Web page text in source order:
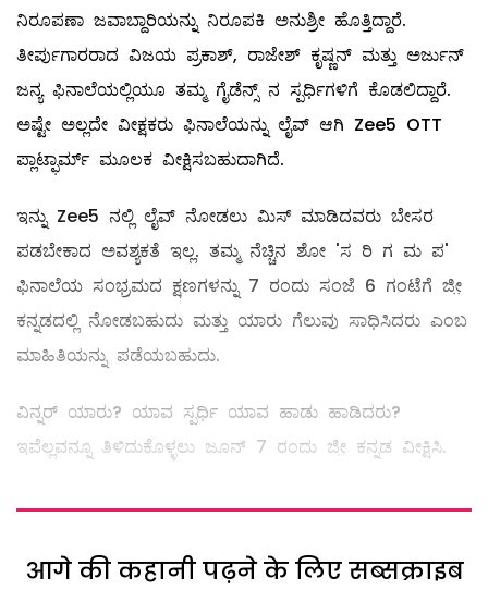
ನಿರೂಪಣಾ ಜವಾಬ್ದಾರಿಯನ್ನು ನಿರೂಪಕಿ ಅನುಶ್ರೀ ಹೊತ್ತಿದ್ದಾರೆ.
ತೀರ್ಪುಗಾರರಾದ ವಿಜಯ ಪ್ರಕಾಶ್, ರಾಜೇಶ್ ಕೃಷ್ಣನ್ ಮತ್ತು ಅರ್ಜುನ್
ಜನ್ಯ ಫಿನಾಲೆಯಲ್ಲಿಯೂ ತಮ್ಮ ಗೈಡೆನ್ಸ್ ನ ಸ್ಪರ್ಧಿಗಳಿಗೆ ಕೊಡಲಿದ್ದಾರೆ.
ಅಷ್ಟೇ ಅಲ್ಲದೇ ವೀಕ್ಷಕರು ಫಿನಾಲೆಯನ್ನು ಲೈವ್ ಆಗಿ Zee5 OTT
ಪ್ಲಾಟ್ಫಾರ್ಮ್ ಮೂಲಕ ವೀಕ್ಷಿಸಬಹುದಾಗಿದೆ.
ಇನ್ನು Zee5 ನಲ್ಲಿ ಲೈವ್ ನೋಡಲು ಮಿಸ್ ಮಾಡಿದವರು ಬೇಸರ
ಪಡಬೇಕಾದ ಅವಶ್ಯಕತೆ ಇಲ್ಲ. ತಮ್ಮ ನೆಚ್ಚಿನ ಶೋ 'ಸ ರಿ ಗ ಮ ಪ'
ಫಿನಾಲೆಯ ಸಂಭ್ರಮದ ಕ್ಷಣಗಳನ್ನು 7 ರಂದು ಸಂಜೆ 6 ಗಂಟೆಗೆ ಜೀ಼
ಕನ್ನಡದಲ್ಲಿ ನೋಡಬಹುದು ಮತ್ತು ಯಾರು ಗೆಲುವು ಸಾಧಿಸಿದರು ಎಂಬ
ಮಾಹಿತಿಯನ್ನು ಪಡೆಯಬಹುದು.
ವಿನ್ನರ್ ಯಾರು? ಯಾವ ಸ್ಪರ್ಧಿ ಯಾವ ಹಾಡು ಹಾಡಿದರು?
ಇವೆಲ್ಲವನ್ನೂ ತಿಳಿದುಕೊಳ್ಳಲು ಜೂನ್ 7 ರಂದು ಜೀ಼ ಕನ್ನಡ ವೀಕ್ಷಿಸಿ.
आगे की कहानी पढ़ने के लिए सब्सक्राइब